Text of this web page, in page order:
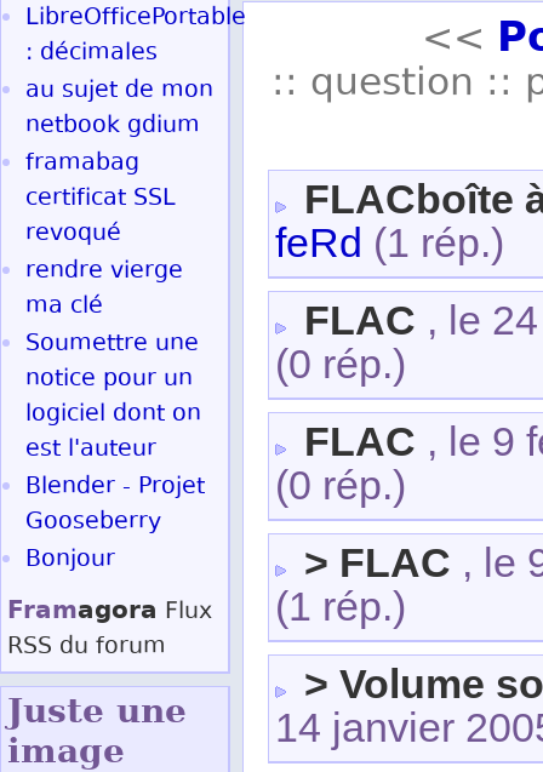
<<
:: question ::
FLACboîte
feRd (1 rép.)
FLAC , le
(0 rép.)
FLAC , le 9
(0 rép.)
> FLAC , le
(1 rép.)
> Volume
14 janvier
LibreOfficePortable
: décimales
au sujet de mon
netbook gdium
framabag
certificat SSL
revoqué
rendre vierge
ma clé
Soumettre une
notice pour un
logiciel dont on
est l'auteur
Blender - Projet
Gooseberry
Bonjour
Framagora Flux
RSS du forum
Juste une
image